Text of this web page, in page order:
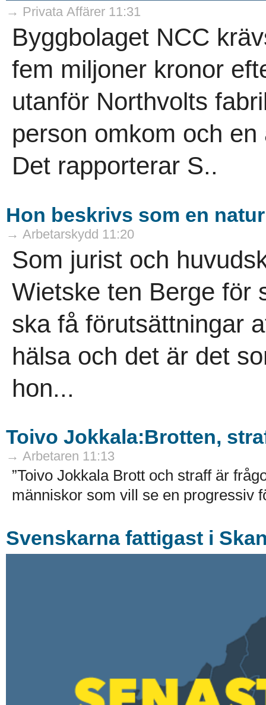
→ Privata Affärer 11:31
Byggbolaget NCC
fem miljoner kronor
utanför Northvolts
person omkom och
Det rapporterar S..
Hon beskrivs som en
→ Arbetarskydd 11:20
Som jurist och
Wietske ten Berge för
ska få förutsättningar
hälsa och det är det
hon...
Toivo Jokkala:Brotten,
→ Arbetaren 11:13
”Toivo Jokkala Brott och straff är
människor som vill se en progressiv
Svenskarna fattigast i